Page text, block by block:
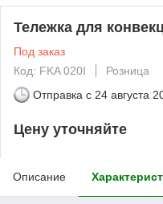
Тележка для
Под заказ
Код: FKA 020I
Розница
Отправка с 24 августа
Цену уточняйте
Описание